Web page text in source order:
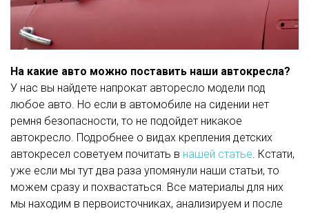
На какие авто можно поставить наши автокресла?
У нас вы найдете напрокат авторесло модели под
любое авто. Но если в автомобиле на сидении нет
ремня безопасности, то не подойдет никакое
автокресло. Подробнее о видах крепления детских
автокресел советуем почитать в нашей статье. Кстати,
уже если мы тут два раза упомянули наши статьи, то
можем сразу и похвастаться. Все материалы для них
мы находим в первоисточниках, анализируем и после